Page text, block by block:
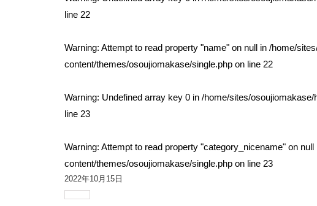
line 22
Warning: Attempt to read property "name" on null in /home/
content/themes/osoujiomakase/single.phpon line 22
Warning: Undefined array key 0 in /home/sites/
line 23
Warning: Attempt to read property "category_nicename" on null
content/themes/osoujiomakase/single.phpon line 23
2022年10月15日